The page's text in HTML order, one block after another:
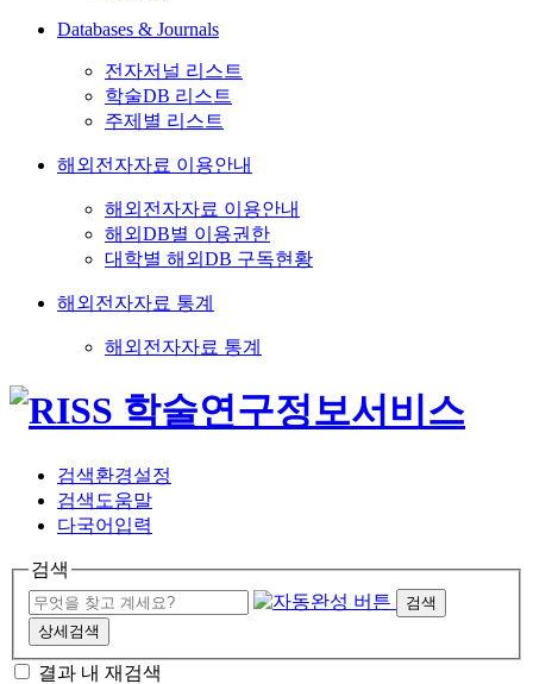
Databases & Journals
전자저널 리스트
학술DB 리스트
주제별 리스트
해외전자자료 이용안내
해외전자자료 이용안내
해외DB별 이용권한
대학별 해외DB 구독현황
해외전자자료 통계
해외전자자료 통계
검색환경설정
검색도움말
다국어입력
검색
검색
상세검색
결과 내 재검색